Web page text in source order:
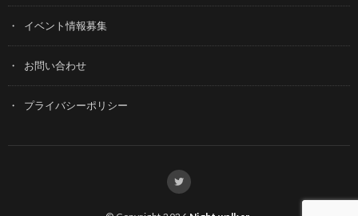
イベント情報募集
お問い合わせ
プライバシーポリシー